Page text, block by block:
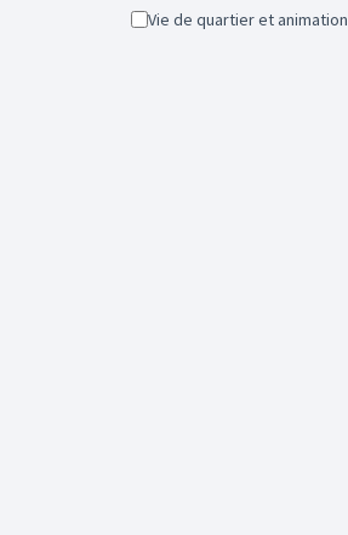
Vie de quartier et animation